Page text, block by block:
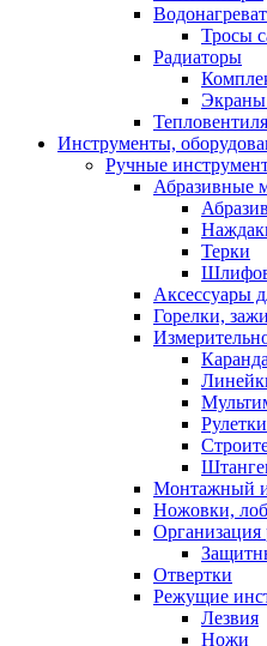
Тросы
Радиаторы
Экраны
Инструменты,
Ручные
Абразивные
Терки
Аксессуары
Горелки,
Монтажный
Ножовки,
Организация
Отвертки
Режущие
Лезвия
Ножи